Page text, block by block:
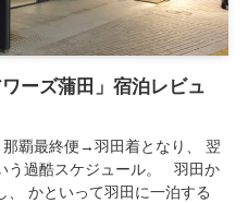
ーズ蒲田」宿泊レビュ
覇最終便→羽田着となり、 翌
う過酷スケジュール。 羽田か
、 かといって羽田に一泊する